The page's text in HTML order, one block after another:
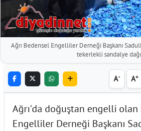
Ağrı Bedensel Engelliler Derneği Başkanı
tekerlekli sandalye
A- A+
Ağrı'da doğuştan engelli olan
Engelliler Derneği Başkanı